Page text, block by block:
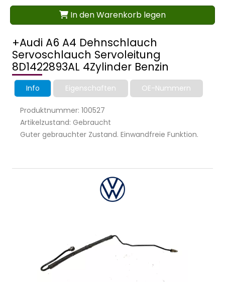
+Audi A6 A4 Dehnschlauch
Servoschlauch Servoleitung
8D1422893AL 4Zylinder Benzin
Info Eigenschaften OE-Nummern
Produktnummer: 100527
Artikelzustand: Gebraucht
Guter gebrauchter Zustand. Einwandfreie Funktion.
In den Warenkorb legen